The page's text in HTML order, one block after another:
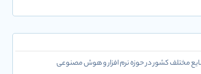
مختلف کشور در حوزه نرم افزار و هوش مصنوعی